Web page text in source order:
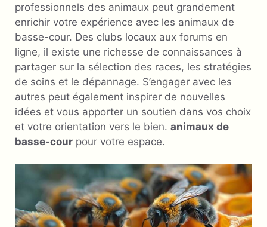
professionnels des animaux peut grandement
enrichir votre expérience avec les animaux de
basse-cour. Des clubs locaux aux forums en
ligne, il existe une richesse de connaissances à
partager sur la sélection des races, les stratégies
de soins et le dépannage. S’engager avec les
autres peut également inspirer de nouvelles
idées et vous apporter un soutien dans vos choix
et votre orientation vers le bien. animaux de
basse-cour pour votre espace.